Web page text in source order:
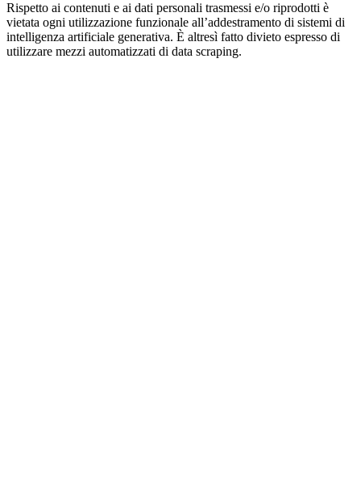
Rispetto ai contenuti e ai dati personali trasmessi e/o riprodotti è
vietata ogni utilizzazione funzionale all’addestramento di sistemi di
intelligenza artificiale generativa. È altresì fatto divieto espresso di
utilizzare mezzi automatizzati di data scraping.